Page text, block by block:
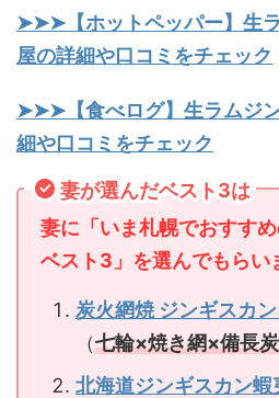
➤➤➤【ホットペッパー】生
屋の詳細や口コミをチェック
➤➤➤【食べログ】生ラムジ
細や口コミをチェック
妻が選んだベスト3は
妻に「いま札幌でおすす
ベスト3」を選んでもらい
炭火網焼 ジンギスカ
（七輪×焼き網×備長
北海道ジンギスカン蝦